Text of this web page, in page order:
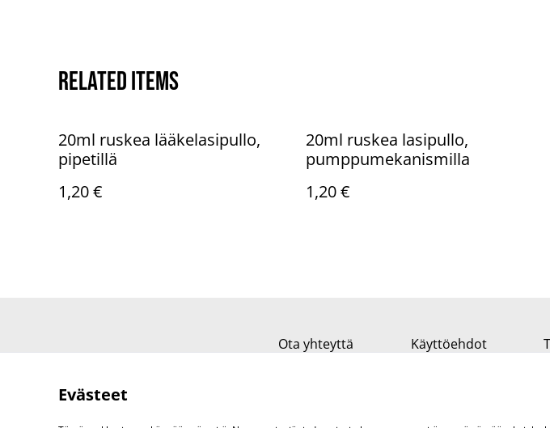
Related items
20ml ruskea lääkelasipullo,
pipetillä
1,20 €
20ml ruskea lasipullo,
pumppumekanismilla
1,20 €
Ota yhteyttä Käyttöehdot
Evästeet